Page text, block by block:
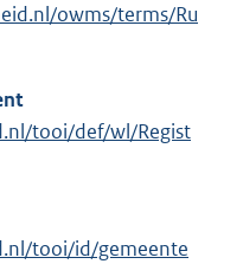
owms/terms/Ru
tooi/def/wl/Regist
tooi/id/gemeente